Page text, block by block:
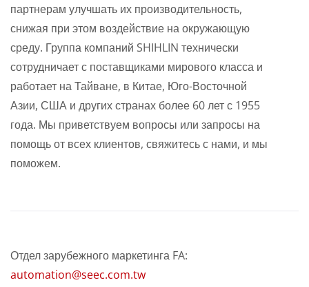
партнерам улучшать их производительность,
снижая при этом воздействие на окружающую
среду. Группа компаний SHIHLIN технически
сотрудничает с поставщиками мирового класса и
работает на Тайване, в Китае, Юго-Восточной
Азии, США и других странах более 60 лет с 1955
года. Мы приветствуем вопросы или запросы на
помощь от всех клиентов, свяжитесь с нами, и мы
поможем.
Отдел зарубежного маркетинга FA:
automation@seec.com.tw